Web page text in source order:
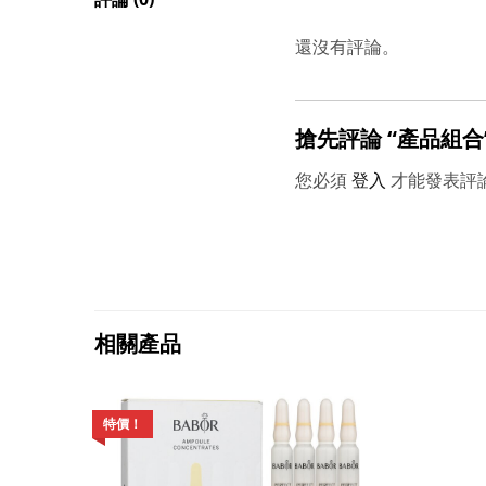
還沒有評論。
搶先評論 “產品組
您必須登入 才能發表評
相關產品
特價！